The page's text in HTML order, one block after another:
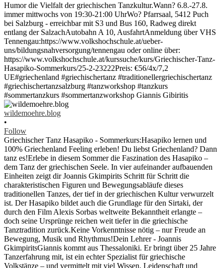
wildemoehre.blog
•
Follow
Griechischer Tanz Hasapiko - Sommerkurs:Hasapiko lernen und
100% Griechenland Feeling erleben! Du liebst Griechenland? Dann
tanz es!Erlebe in diesem Sommer die Faszination des Hasapiko –
dem Tanz der griechischen Seele. In vier aufeinander aufbauenden
Einheiten zeigt dir Joannis Gkimpirits Schritt für Schritt die
charakteristischen Figuren und Bewegungsabläufe dieses
traditionellen Tanzes, der tief in der griechischen Kultur verwurzelt
ist. Der Hasapiko bildet auch die Grundlage für den Sirtaki, der
durch den Film Alexis Sorbas weltweite Bekanntheit erlangte –
doch seine Ursprünge reichen weit tiefer in die griechische
Tanztradition zurück.Keine Vorkenntnisse nötig – nur Freude an
Bewegung, Musik und Rhythmus!Dein Lehrer - Joannis
GkimpiritsGiannis kommt aus Thessaloniki. Er bringt über 25 Jahre
Tanzerfahrung mit, ist ein echter Spezialist für griechische
Volkstänze – und vermittelt mit viel Wissen, Leidenschaft und